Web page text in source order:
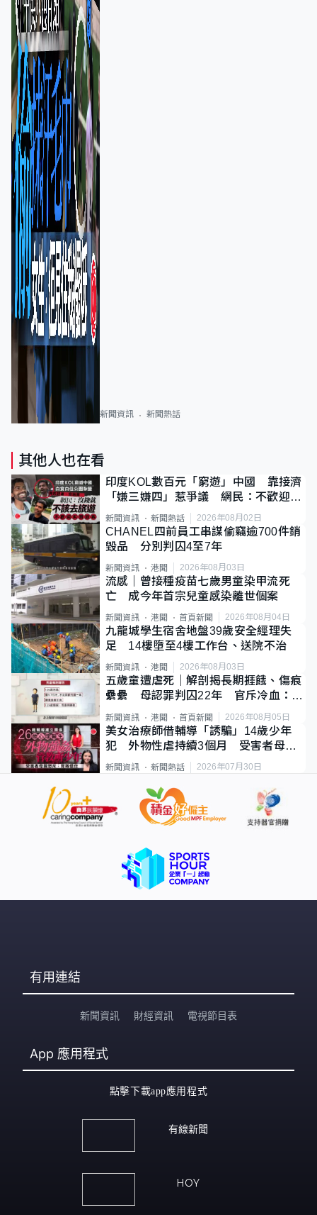
新聞資訊 新聞熱話
其他人也在看
印度KOL數百元「窮遊」中國 靠接濟
「嫌三嫌四」惹爭議 網民：不歡迎劣
質旅客
新聞資訊 新聞熱話 2026年08月02日
CHANEL四前員工串謀偷竊逾700件銷
毀品 分別判囚4至7年
新聞資訊 港聞 2026年08月03日
流感｜曾接種疫苗七歲男童染甲流死
亡 成今年首宗兒童感染離世個案
新聞資訊 港聞 首頁新聞 2026年08月04日
九龍城學生宿舍地盤39歲安全經理失
足 14樓墮至4樓工作台、送院不治
新聞資訊 港聞 2026年08月03日
五歲童遭虐死｜解剖揭長期捱餓、傷痕
纍纍 母認罪判囚22年 官斥冷血：同
類案最惡劣
新聞資訊 港聞 首頁新聞 2026年08月05日
美女治療師借輔導「誘騙」14歲少年
犯 外物性虐持續3個月 受害者母：
要保護其他人
新聞資訊 新聞熱話 2026年07月30日
有用連結
新聞資訊 財經資訊 電視節目表
App 應用程式
點擊下載app應用程式
有線新聞
HOY